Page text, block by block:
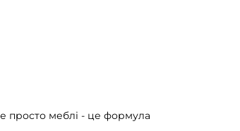
просто меблі - це формула